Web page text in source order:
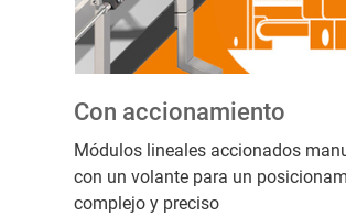
Con accionamiento
Módulos lineales accionados
con un volante para un
complejo y preciso